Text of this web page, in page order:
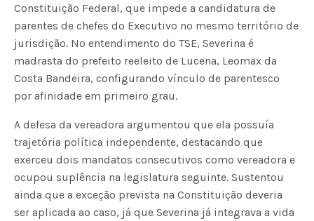
Constituição Federal, que impede a candidatura de
parentes de chefes do Executivo no mesmo território de
jurisdição. No entendimento do TSE, Severina é
madrasta do prefeito reeleito de Lucena, Leomax da
Costa Bandeira, configurando vínculo de parentesco
por afinidade em primeiro grau.
A defesa da vereadora argumentou que ela possuía
trajetória política independente, destacando que
exerceu dois mandatos consecutivos como vereadora e
ocupou suplência na legislatura seguinte. Sustentou
ainda que a exceção prevista na Constituição deveria
ser aplicada ao caso, já que Severina já integrava a vida